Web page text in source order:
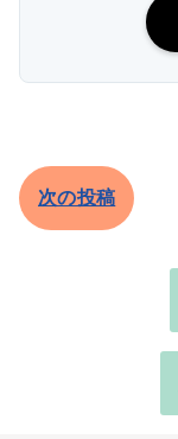
次の投稿